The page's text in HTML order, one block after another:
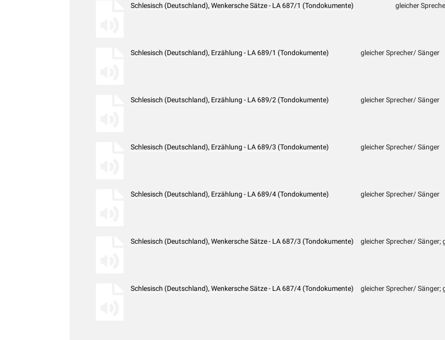
Schlesisch (Deutschland), Wenkersche Sätze - LA 687/1 (Tondokumente) gleicher
Schlesisch (Deutschland), Erzählung - LA 689/1 (Tondokumente) gleicher Sprecher/ Sänger
Schlesisch (Deutschland), Erzählung - LA 689/2 (Tondokumente) gleicher Sprecher/ Sänger
Schlesisch (Deutschland), Erzählung - LA 689/3 (Tondokumente) gleicher Sprecher/ Sänger
Schlesisch (Deutschland), Erzählung - LA 689/4 (Tondokumente) gleicher Sprecher/ Sänger
Schlesisch (Deutschland), Wenkersche Sätze - LA 687/3 (Tondokumente) gleicher Sprecher/ Sänger;
Schlesisch (Deutschland), Wenkersche Sätze - LA 687/4 (Tondokumente) gleicher Sprecher/ Sänger;